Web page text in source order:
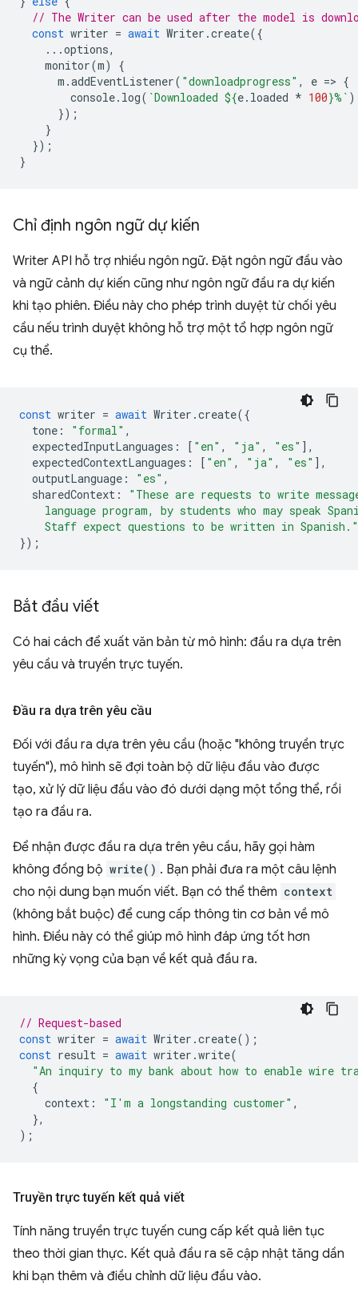
// The Writer can be used after the model is
const writer = await Writer .create({
...options,
monitor(m)
{
m .addEventListener( "downloadprogress" , e => {
console. log( `Downloaded ${e. loaded * 100}%`
});
}
});
}
Chỉ định ngôn ngữ dự kiến
Writer API hỗ trợ nhiều ngôn ngữ. Đặt ngôn ngữ đầu vào
và ngữ cảnh dự kiến cũng như ngôn ngữ đầu ra dự kiến
khi tạo phiên. Điều này cho phép trình duyệt từ chối yêu
cầu nếu trình duyệt không hỗ trợ một tổ hợp ngôn ngữ
cụ thể.
const writer = await Writer .create({
tone : "formal" ,
expectedInputLanguages : [ "en" , "ja" , "es" ],
expectedContextLanguages : [ "en" , "ja" , "es" ],
outputLanguage : "es" ,
sharedContext :
"These are requests to write
language program, by students who may speak
    Staff expect questions to be written in Spanish."
});
Bắt đầu viết
Có hai cách để xuất văn bản từ mô hình: đầu ra dựa trên
yêu cầu và truyền trực tuyến.
Đầu ra dựa trên yêu cầu
Đối với đầu ra dựa trên yêu cầu (hoặc "không truyền trực
tuyến"), mô hình sẽ đợi toàn bộ dữ liệu đầu vào được
tạo, xử lý dữ liệu đầu vào đó dưới dạng một tổng thể, rồi
tạo ra đầu ra.
Để nhận được đầu ra dựa trên yêu cầu, hãy gọi hàm
không đồng bộ write() . Bạn phải đưa ra một câu lệnh
cho nội dung bạn muốn viết. Bạn có thể thêm context
(không bắt buộc) để cung cấp thông tin cơ bản về mô
hình. Điều này có thể giúp mô hình đáp ứng tốt hơn
những kỳ vọng của bạn về kết quả đầu ra.
// Request-based
const writer = await Writer .create();
const result = await writer .write(
"An inquiry to my bank about how to enable wire
{
context : "I'm a longstanding customer" ,
},
);
Truyền trực tuyến kết quả viết
Tính năng truyền trực tuyến cung cấp kết quả liên tục
theo thời gian thực. Kết quả đầu ra sẽ cập nhật tăng dần
khi bạn thêm và điều chỉnh dữ liệu đầu vào.